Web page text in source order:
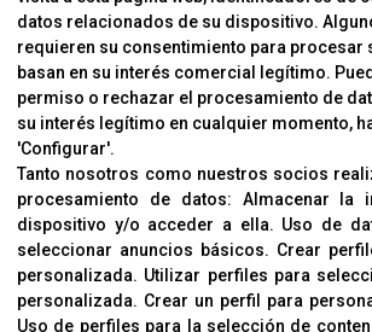
Contacto
Cambios Y Devoluciones
CORVER
Aviso Legal
Sobre Nosotros
Cookies
Política De Privacidad
datos relacionados de su dispositivo.
requieren su consentimiento para procesar
basan en su interés comercial legítimo.
permiso o rechazar el procesamiento de
su interés legítimo en cualquier momento,
'Configurar'.
Tanto nosotros como nuestros socios
procesamiento de datos: Almacenar la
dispositivo y/o acceder a ella. Uso de
seleccionar anuncios básicos. Crear
personalizada. Utilizar perfiles para
personalizada. Crear un perfil para
Uso de perfiles para la selección de